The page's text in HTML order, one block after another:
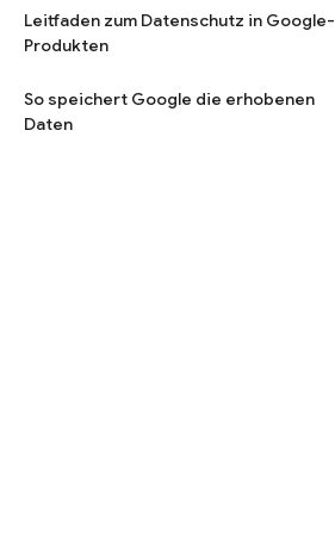
Leitfaden zum Datenschutz in Google-
Produkten
So speichert Google die erhobenen
Daten